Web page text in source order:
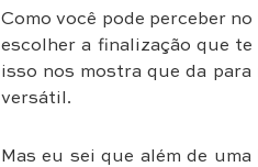
Como você pode perceber
escolher a finalização que
isso nos mostra que da
versátil.
Mas eu sei que além de